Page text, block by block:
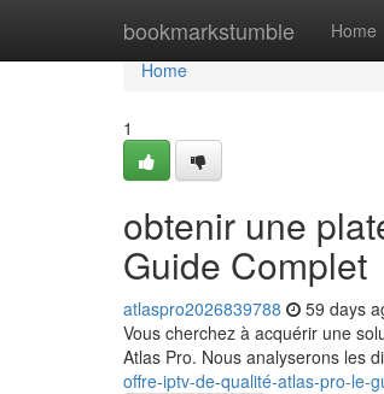
bookmarkstumble Home
Home
Home
1
obtenir une
Guide Complet
atlaspro2026839788 59 days
Vous cherchez à acquérir une
Atlas Pro. Nous analyserons les
offre-iptv-de-qualité-atlas-pro-le-